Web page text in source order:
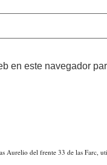
en este navegador